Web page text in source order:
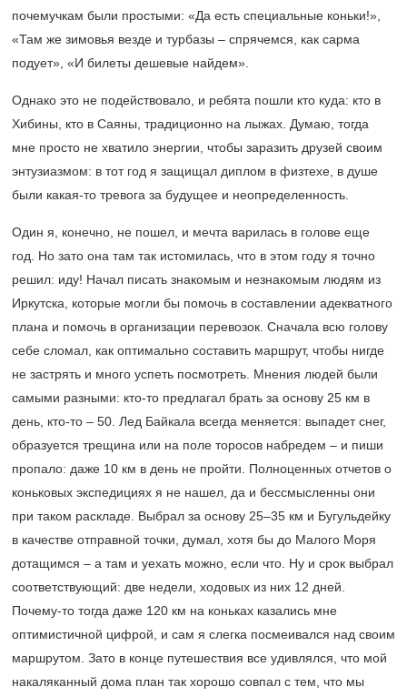
почемучкам были простыми: «Да есть специальные коньки!»,
«Там же зимовья везде и турбазы – спрячемся, как сарма
подует», «И билеты дешевые найдем».
Однако это не подействовало, и ребята пошли кто куда: кто в
Хибины, кто в Саяны, традиционно на лыжах. Думаю, тогда
мне просто не хватило энергии, чтобы заразить друзей своим
энтузиазмом: в тот год я защищал диплом в физтехе, в душе
были какая-то тревога за будущее и неопределенность.
Один я, конечно, не пошел, и мечта варилась в голове еще
год. Но зато она там так истомилась, что в этом году я точно
решил: иду! Начал писать знакомым и незнакомым людям из
Иркутска, которые могли бы помочь в составлении адекватного
плана и помочь в организации перевозок. Сначала всю голову
себе сломал, как оптимально составить маршрут, чтобы нигде
не застрять и много успеть посмотреть. Мнения людей были
самыми разными: кто-то предлагал брать за основу 25 км в
день, кто-то – 50. Лед Байкала всегда меняется: выпадет снег,
образуется трещина или на поле торосов набредем – и пиши
пропало: даже 10 км в день не пройти. Полноценных отчетов о
коньковых экспедициях я не нашел, да и бессмысленны они
при таком раскладе. Выбрал за основу 25–35 км и Бугульдейку
в качестве отправной точки, думал, хотя бы до Малого Моря
дотащимся – а там и уехать можно, если что. Ну и срок выбрал
соответствующий: две недели, ходовых из них 12 дней.
Почему-то тогда даже 120 км на коньках казались мне
оптимистичной цифрой, и сам я слегка посмеивался над своим
маршрутом. Зато в конце путешествия все удивлялся, что мой
накаляканный дома план так хорошо совпал с тем, что мы